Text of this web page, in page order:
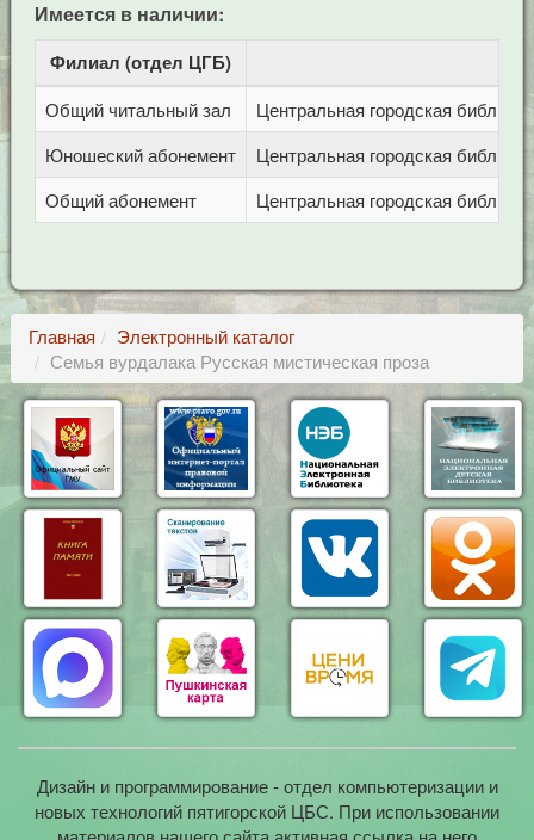
Имеется в наличии:
Филиал (отдел ЦГБ)
Общий читальный зал
Центральная городская
Юношеский абонемент
Центральная городская
Общий абонемент
Центральная городская
Главная
Электронный каталог
Семья вурдалака Русская мистическая проза
Дизайн и программирование - отдел компьютеризации и
новых технологий пятигорской ЦБС. При использовании